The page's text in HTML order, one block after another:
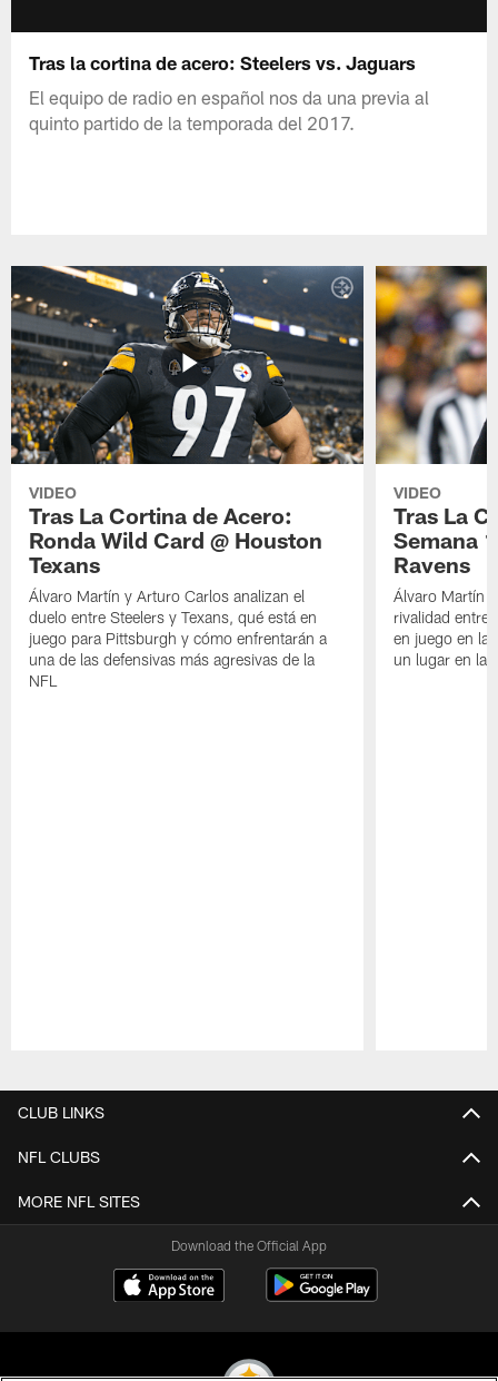
Tras la cortina de acero: Steelers vs. Jaguars
El equipo de radio en español nos da una previa al
quinto partido de la temporada del 2017.
VIDEO
Tras La Cortina de Acero:
Ronda Wild Card @ Houston
Texans
Álvaro Martín y Arturo Carlos analizan el
duelo entre Steelers y Texans, qué está en
juego para Pittsburgh y cómo enfrentarán a
una de las defensivas más agresivas de la
NFL
VIDEO
Tras La
Semana
Ravens
Álvaro Martín
rivalidad entre
en juego en la
un lugar en la
CLUB LINKS
NFL CLUBS
MORE NFL SITES
Download the Official App